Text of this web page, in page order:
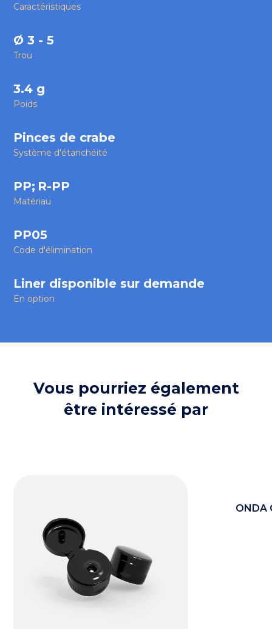
Caractéristiques
Ø 3 - 5
Trou
3.4 g
Poids
Pinces de crabe
Système d'étanchéité
PP; R-PP
Matériau
PP05
Code d'élimination
Liner disponible sur demande
En option
Vous pourriez également
être intéressé par
ONDA